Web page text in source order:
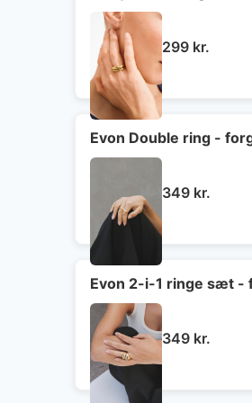
299 kr.
Evon Double ring -
349 kr.
Evon 2-i-1 ringe sæt -
349 kr.